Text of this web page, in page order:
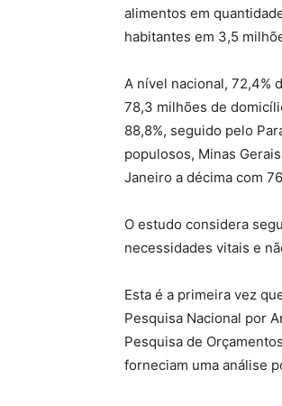
alimentos em
habitantes em 3,5
A nível nacional, 72,4%
78,3 milhões de
88,8%, seguido pelo
populosos, Minas
Janeiro a décima com
O estudo considera
necessidades vitais e
Esta é a primeira vez
Pesquisa Nacional por
Pesquisa de
forneciam uma análise